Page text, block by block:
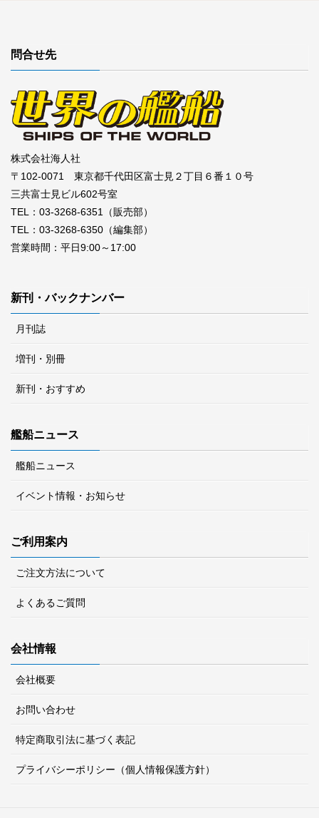
問合せ先
株式会社海人社
〒102-0071 東京都千代田区富士見２丁目６番１０号
三共富士見ビル602号室
TEL：03-3268-6351（販売部）
TEL：03-3268-6350（編集部）
営業時間：平日9:00～17:00
新刊・バックナンバー
月刊誌
増刊・別冊
新刊・おすすめ
艦船ニュース
艦船ニュース
イベント情報・お知らせ
ご利用案内
ご注文方法について
よくあるご質問
会社情報
会社概要
お問い合わせ
特定商取引法に基づく表記
プライバシーポリシー（個人情報保護方針）